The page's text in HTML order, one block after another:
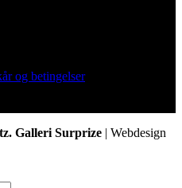
og betingelser
Galleri Surprize | Webdesign